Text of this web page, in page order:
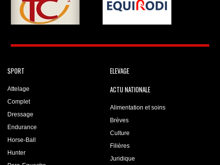
SPORT
Attelage
Complet
Dressage
Endurance
Horse-Ball
Hunter
ELEVAGE
ACTU NATIONALE
Alimentation et soins
Brèves
Culture
Filières
Juridique